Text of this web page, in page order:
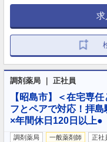
求
調剤薬局 ｜ 正社員
【昭島市】＜在宅専
フとペアで対応！拝
×年間休日120日以上●
調剤薬局 一般薬剤師 正社